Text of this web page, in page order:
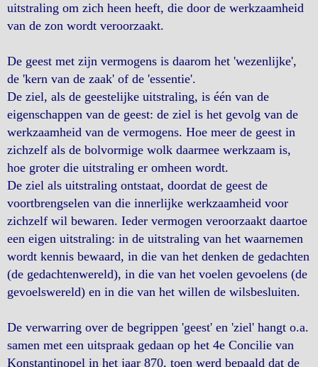
uitstraling om zich heen heeft, die door de werkzaamheid
van de zon wordt veroorzaakt.
De geest met zijn vermogens is daarom het 'wezenlijke',
de 'kern van de zaak' of de 'essentie'.
De ziel, als de geestelijke uitstraling, is één van de
eigenschappen van de geest: de ziel is het gevolg van de
werkzaamheid van de vermogens. Hoe meer de geest in
zichzelf als de bolvormige wolk daarmee werkzaam is,
hoe groter die uitstraling er omheen wordt.
De ziel als uitstraling ontstaat, doordat de geest de
voortbrengselen van die innerlijke werkzaamheid voor
zichzelf wil bewaren. Ieder vermogen veroorzaakt daartoe
een eigen uitstraling: in de uitstraling van het waarnemen
wordt kennis bewaard, in die van het denken de gedachten
(de gedachtenwereld), in die van het voelen gevoelens (de
gevoelswereld) en in die van het willen de wilsbesluiten.
De verwarring over de begrippen 'geest' en 'ziel' hangt o.a.
samen met een uitspraak gedaan op het 4e Concilie van
Konstantinopel in het jaar 870, toen werd bepaald dat de